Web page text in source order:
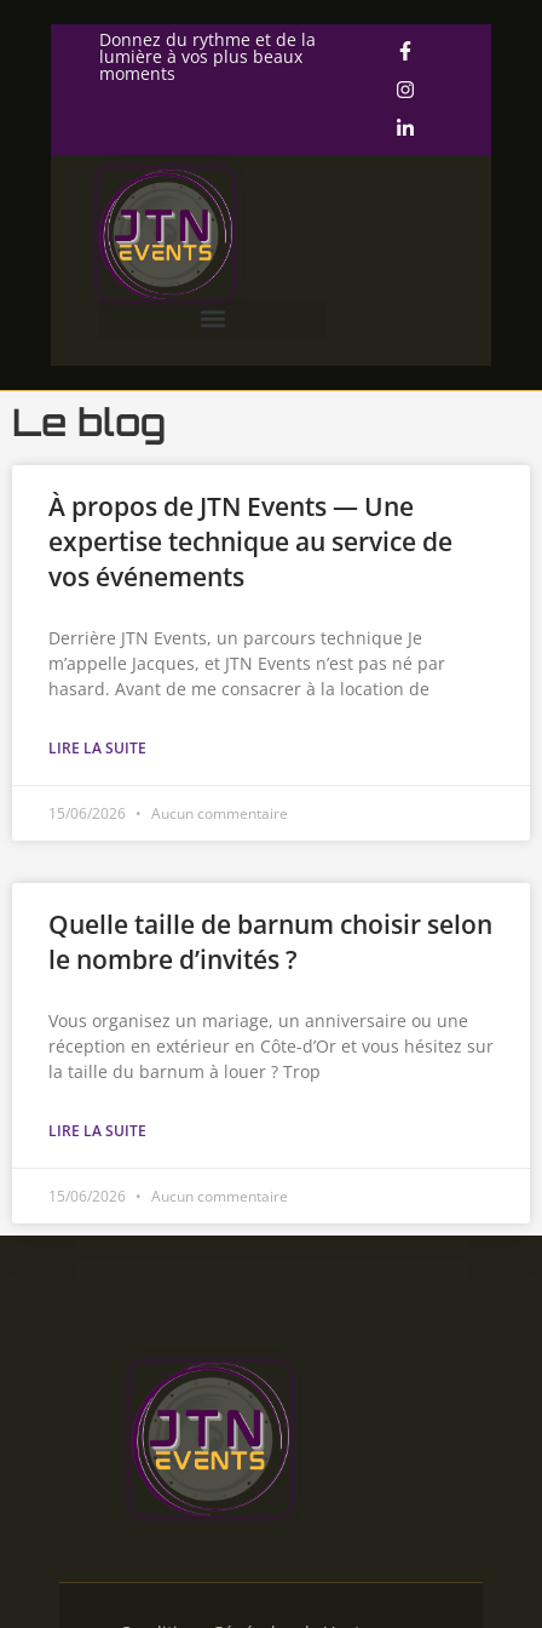
Donnez du rythme et de la
lumière à vos plus beaux
moments
Le blog
À propos de JTN Events — Une
expertise technique au service de
vos événements
Derrière JTN Events, un parcours technique Je
m’appelle Jacques, et JTN Events n’est pas né par
hasard. Avant de me consacrer à la location de
LIRE LA SUITE
15/06/2026 Aucun commentaire
Quelle taille de barnum choisir selon
le nombre d’invités ?
Vous organisez un mariage, un anniversaire ou une
réception en extérieur en Côte-d’Or et vous hésitez sur
la taille du barnum à louer ? Trop
LIRE LA SUITE
15/06/2026 Aucun commentaire